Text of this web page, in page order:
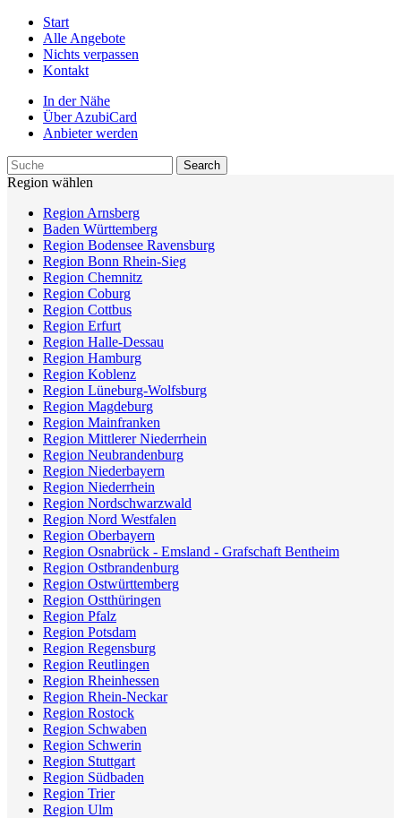
Start
Alle Angebote
Nichts verpassen
Kontakt
In der Nähe
Über AzubiCard
Anbieter werden
Region wählen
Region Arnsberg
Baden Württemberg
Region Bodensee Ravensburg
Region Bonn Rhein-Sieg
Region Chemnitz
Region Coburg
Region Cottbus
Region Erfurt
Region Halle-Dessau
Region Hamburg
Region Koblenz
Region Lüneburg-Wolfsburg
Region Magdeburg
Region Mainfranken
Region Mittlerer Niederrhein
Region Neubrandenburg
Region Niederbayern
Region Niederrhein
Region Nordschwarzwald
Region Nord Westfalen
Region Oberbayern
Region Osnabrück - Emsland - Grafschaft Bentheim
Region Ostbrandenburg
Region Ostwürttemberg
Region Ostthüringen
Region Pfalz
Region Potsdam
Region Regensburg
Region Reutlingen
Region Rheinhessen
Region Rhein-Neckar
Region Rostock
Region Schwaben
Region Schwerin
Region Stuttgart
Region Südbaden
Region Trier
Region Ulm